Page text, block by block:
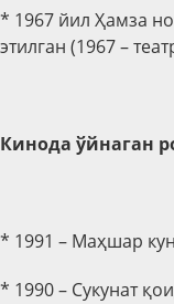
* 1967 йил Ҳамза
этилган (1967 –
Кинода ўйнаган
* 1991 – Маҳшар
* 1990 – Сукунат